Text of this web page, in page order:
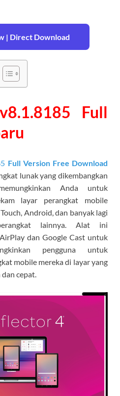
| Direct Download
Full
Full Version Free Download
lunak yang dikembangkan
Anda untuk
layar perangkat mobile
Android, dan banyak lagi
lainnya. Alat ini
dan Google Cast untuk
pengguna untuk
mobile mereka di layar yang
cepat.